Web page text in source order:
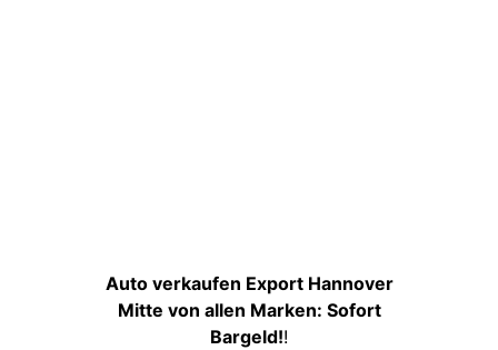
Auto verkaufen Export Hannover
Mitte von allen Marken: Sofort
Bargeld!!